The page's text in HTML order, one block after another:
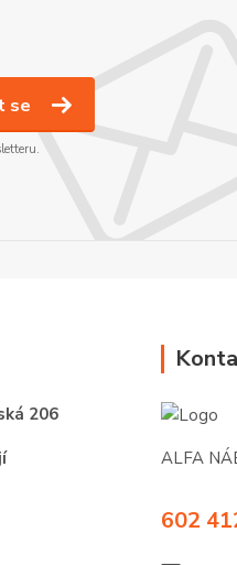
se
206
ALFA
602